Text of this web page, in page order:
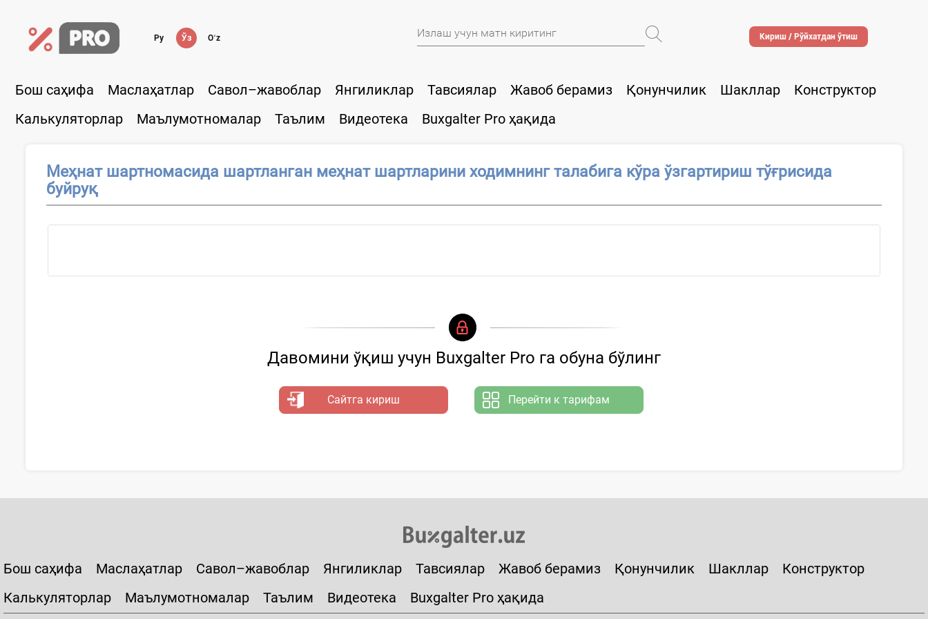
Ру Ўз Oʻz Кириш / Рўйхатдан ўтиш
Бош саҳифа Маслаҳатлар Савол–жавоблар Янгиликлар Тавсиялар Жавоб берамиз Қонунчилик Шакллар
Конструктор
Калькуляторлар
Маълумотномалар Таълим Видеотека Buxgalter Pro ҳақида
Меҳнат шартномасида шартланган меҳнат шартларини ходимнинг талабига кўра ўзгартириш тўғрисида
буйруқ
Давомини ўқиш учун Buxgalter Pro га обуна бўлинг
Сайтга кириш Перейти к тарифам
Бош саҳифа Маслаҳатлар Савол–жавоблар Янгиликлар Тавсиялар Жавоб берамиз Қонунчилик Шакллар
Конструктор
Калькуляторлар
Маълумотномалар Таълим Видеотека Buxgalter Pro ҳақида